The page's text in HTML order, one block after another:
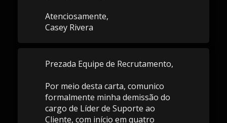
Atenciosamente,
Casey Rivera
Prezada Equipe de Recrutamento,
Por meio desta carta, comunico
formalmente minha demissão do
cargo de Líder de Suporte ao
Cliente, com início em quatro